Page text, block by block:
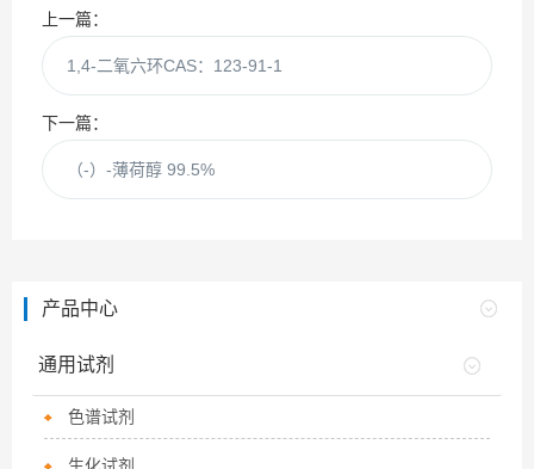
上一篇：
1,4-二氧六环CAS：123-91-1
下一篇：
（-）-薄荷醇 99.5%
产品中心
通用试剂
色谱试剂